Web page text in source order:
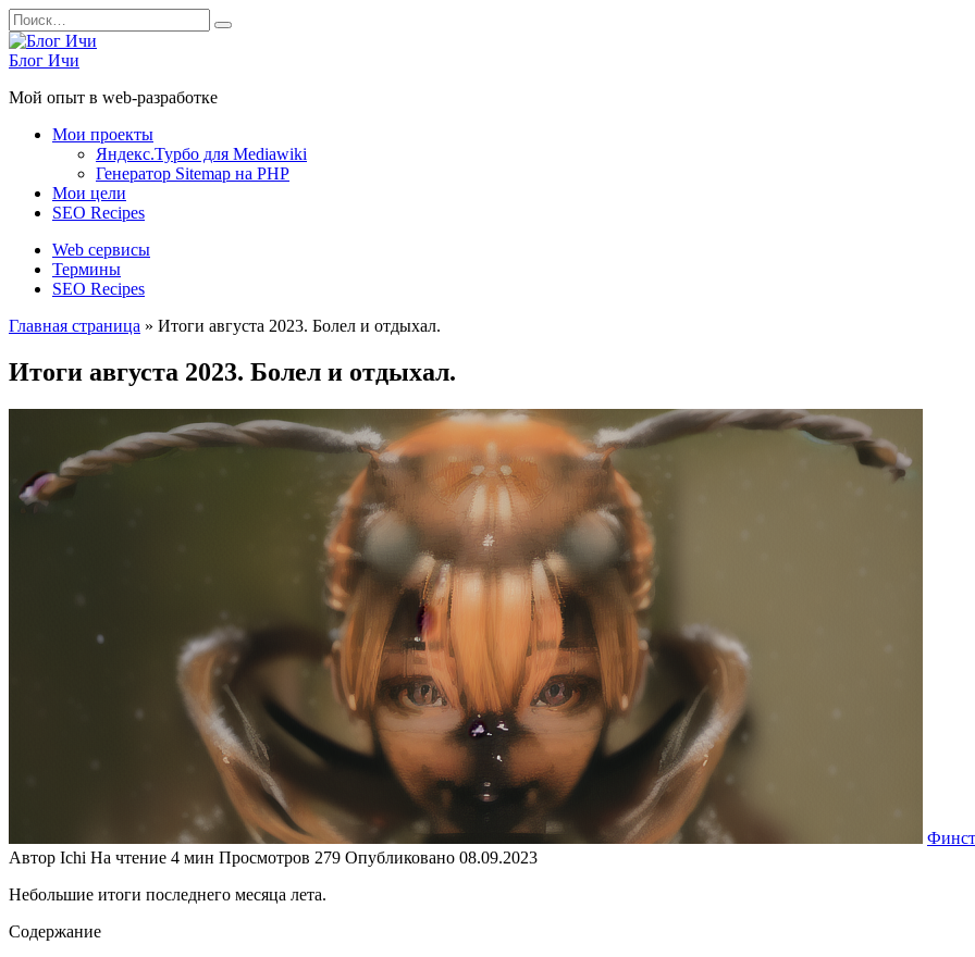
Перейти
к
содержанию
Search
for:
Блог Ичи
Мой опыт в web-разработке
Мои проекты
Яндекс.Турбо для Mediawiki
Генератор Sitemap на PHP
Мои цели
SEO Recipes
Web сервисы
Термины
SEO Recipes
Главная страница » Итоги августа 2023. Болел и отдыхал.
Итоги августа 2023. Болел и отдыхал.
Автор Ichi На чтение 4 мин Просмотров 279 Опубликовано 08.09.2023
Небольшие итоги последнего месяца лета.
Содержание